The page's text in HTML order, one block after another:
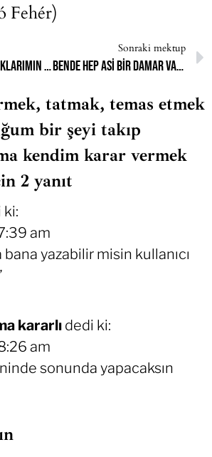
Fehér)
Umarım kendi ayaklarımın üzerinde durarak özgür bir yaşam sürerim.
Sonraki mektup
Bende hep asi bir damar vardı.
tatmak, temas etmek
bir şeyi takıp
kendim karar vermek
2 yanıt
ki:
am
bana yazabilir misin kullanıcı
kararlı dedi ki:
am
sonunda yapacaksın